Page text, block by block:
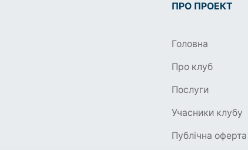
ПРО ПРОЕКТ
Головна
Про клуб
Послуги
Учасники клубу
Публічна оферта